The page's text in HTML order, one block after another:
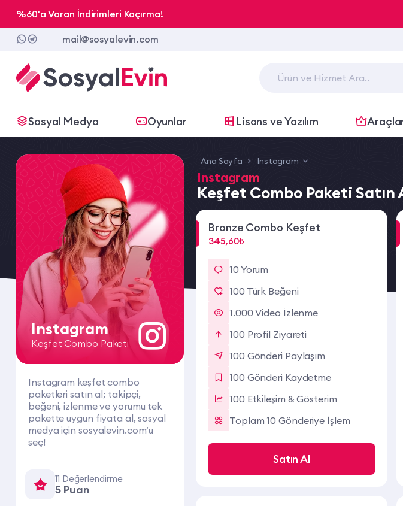
%60'a Varan İndirimleri Kaçırma!
mail@sosyalevin.com
Sosyal Medya Oyunlar Lisans ve Yazılım
Instagram
Keşfet Combo Paketi
Instagram keşfet combo
paketleri satın al; takipçi,
beğeni, izlenme ve yorumu tek
pakette uygun fiyata al, sosyal
medya için sosyalevin.com’u
seç!
11 Değerlendirme
5 Puan
Ana Sayfa Instagram
Instagram
Keşfet Combo Paketi Satın
Bronze Combo Keşfet
345,60₺
10 Yorum
100 Türk Beğeni
1.000 Video İzlenme
100 Profil Ziyareti
100 Gönderi Paylaşım
100 Gönderi Kaydetme
100 Etkileşim & Gösterim
Toplam 10 Gönderiye İşlem
Satın Al